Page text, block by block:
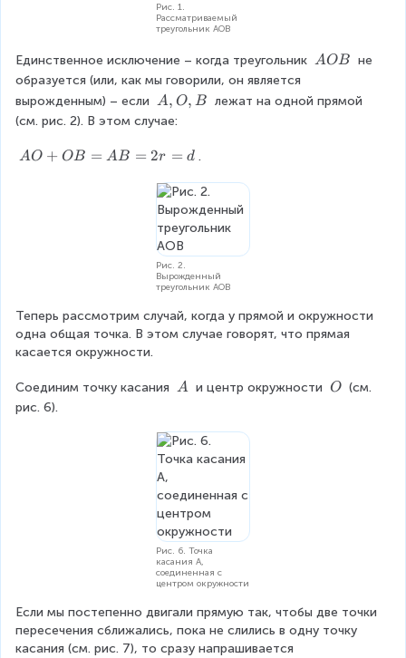
Рис. 1.
Рассматриваемый
треугольник AOB
Единственное исключение – когда треугольник \
A
O
AOB не
образуется (или, как мы говорили, он является
вырожденным) – если A
,
,
A, O, B лежат на одной прямой
(см. рис. 2). В этом случае:
A
2
r
=
AO + OB = AB = 2r = d .
Рис. 2.
Вырожденный
треугольник AOB
Теперь рассмотрим случай, когда у прямой и окружности
одна общая точка. В этом случае говорят, что прямая
касается окружности.
Соединим точку касания \
A и центр окружности \
O (см.
рис. 6).
Рис. 6. Точка
касания A,
соединенная с
центром окружности
Если мы постепенно двигали прямую так, чтобы две точки
пересечения сближались, пока не слились в одну точку
касания (см. рис. 7), то сразу напрашивается